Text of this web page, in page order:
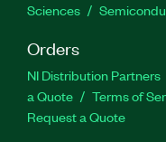
Sciences
Orders
NI Distribution Partners
a Quote
Terms of
Request a Quote